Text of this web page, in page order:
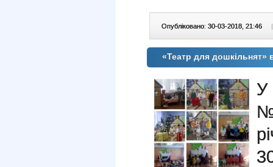
Опубліковано: 30-03-2018, 21:46 |
«Театр для
У